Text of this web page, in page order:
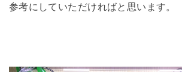
参考にしていただければと思います。